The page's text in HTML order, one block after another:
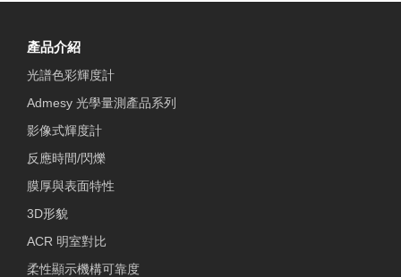
產品介紹
光譜色彩輝度計
Admesy 光學量測產品系列
影像式輝度計
反應時間/閃爍
膜厚與表面特性
3D形貌
ACR 明室對比
柔性顯示機構可靠度